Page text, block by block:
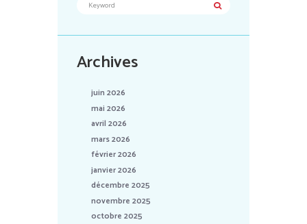
Archives
juin 2026
mai 2026
avril 2026
mars 2026
février 2026
janvier 2026
décembre 2025
novembre 2025
octobre 2025